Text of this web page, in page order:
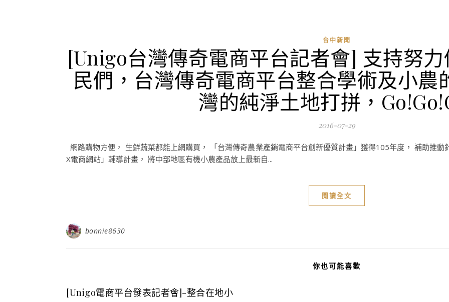
台中新聞
[Unigo台灣傳奇電商平台記者會] 支持努
民們，台灣傳奇電商平台整合學術及小農
灣的純淨土地打拼，
2016-07-29
網路購物方便， 生鮮蔬菜都能上網購買， 「台灣傳奇農業產銷電商平台創新優質計畫」獲得105年度， 補助推
X電商網站」輔導計畫， 將中部地區有機小農產品放上最新自...
閱讀全文
bonnie8630
你也可能喜歡
[Unigo電商平台發表記者會]-整合在地小